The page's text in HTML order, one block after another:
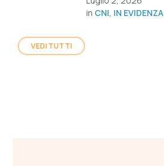
in CNI, IN EVIDENZA
VEDI TUTTI